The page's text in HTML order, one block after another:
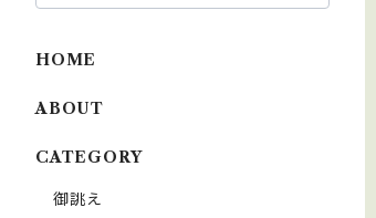
HOME
ABOUT
CATEGORY
御誂え